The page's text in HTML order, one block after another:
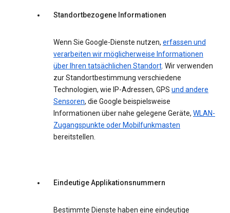
Standortbezogene Informationen
Wenn Sie Google-Dienste nutzen, erfassen und
verarbeiten wir möglicherweise Informationen
über Ihren tatsächlichen Standort. Wir verwenden
zur Standortbestimmung verschiedene
Technologien, wie IP-Adressen, GPS und andere
Sensoren, die Google beispielsweise
Informationen über nahe gelegene Geräte, WLAN-
Zugangspunkte oder Mobilfunkmasten
bereitstellen.
Eindeutige Applikationsnummern
Bestimmte Dienste haben eine eindeutige